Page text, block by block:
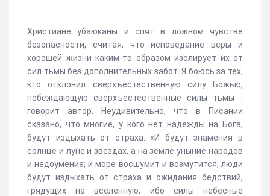
Христиане убаюканы и спят в ложном чувстве
безопасности, считая, что исповедание веры и
хорошей жизни каким-то образом изолирует их от
сил тьмы без дополнительных забот. Я боюсь за тех,
кто отклонил сверхъестественную силу Божью,
побеждающую сверхъестественные силы тьмы -
говорит автор. Неудивительно, что в Писании
сказано, что многие, у кого нет надежды на Бога,
будут издыхать от страха. «И будут знамения в
солнце и луне и звездах, а на земле уныние народов
и недоумение; и море восшумит и возмутится; люди
будут издыхать от страха и ожидания бедствий,
грядущих на вселенную, ибо силы небесные